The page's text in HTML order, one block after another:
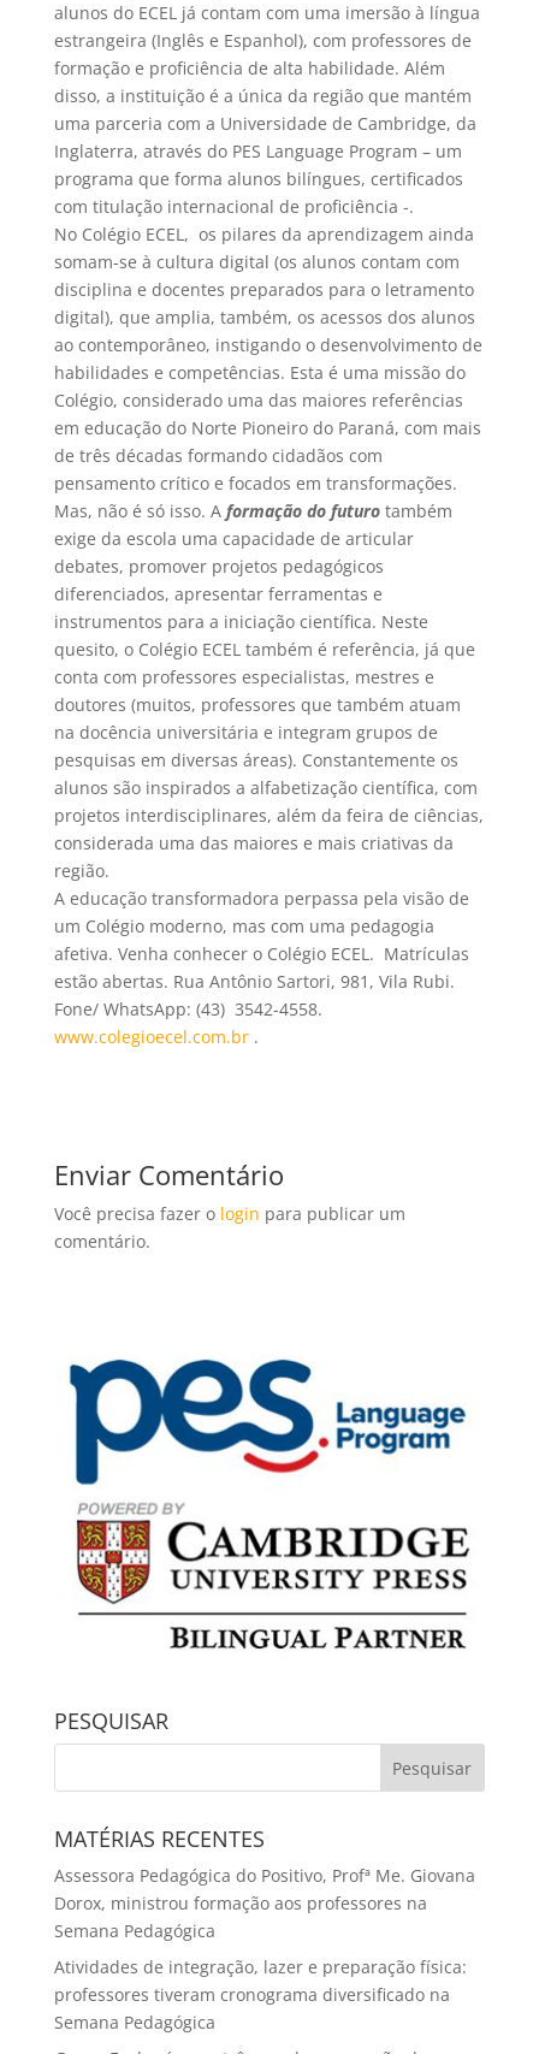
alunos do ECEL já contam com uma imersão à língua
estrangeira (Inglês e Espanhol), com professores de
formação e proficiência de alta habilidade. Além
disso, a instituição é a única da região que mantém
uma parceria com a Universidade de Cambridge, da
Inglaterra, através do PES Language Program – um
programa que forma alunos bilíngues, certificados
com titulação internacional de proficiência -.
No Colégio ECEL, os pilares da aprendizagem ainda
somam-se à cultura digital (os alunos contam com
disciplina e docentes preparados para o letramento
digital), que amplia, também, os acessos dos alunos
ao contemporâneo, instigando o desenvolvimento de
habilidades e competências. Esta é uma missão do
Colégio, considerado uma das maiores referências
em educação do Norte Pioneiro do Paraná, com mais
de três décadas formando cidadãos com
pensamento crítico e focados em transformações.
Mas, não é só isso. A formação do futurotambém
exige da escola uma capacidade de articular
debates, promover projetos pedagógicos
diferenciados, apresentar ferramentas e
instrumentos para a iniciação científica. Neste
quesito, o Colégio ECEL também é referência, já que
conta com professores especialistas, mestres e
doutores (muitos, professores que também atuam
na docência universitária e integram grupos de
pesquisas em diversas áreas). Constantemente os
alunos são inspirados a alfabetização científica, com
projetos interdisciplinares, além da feira de ciências,
considerada uma das maiores e mais criativas da
região.
A educação transformadora perpassa pela visão de
um Colégio moderno, mas com uma pedagogia
afetiva. Venha conhecer o Colégio ECEL. Matrículas
estão abertas. Rua Antônio Sartori, 981, Vila Rubi.
Fone/ WhatsApp: (43) 3542-4558.
www.colegioecel.com.br.
Enviar Comentário
Você precisa fazer o login para publicar um
comentário.
PESQUISAR
MATÉRIAS RECENTES
Assessora Pedagógica do Positivo, Profª Me. Giovana
Dorox, ministrou formação aos professores na
Semana Pedagógica
Atividades de integração, lazer e preparação física:
professores tiveram cronograma diversificado na
Semana Pedagógica